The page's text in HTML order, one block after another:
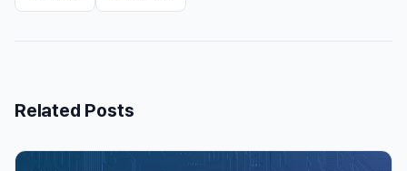
Related Posts